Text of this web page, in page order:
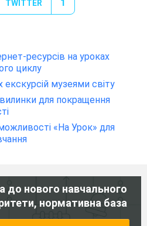
TWITTER 1
ресурсів на уроках
циклу
екскурсій музеями світу
для покращення
«На Урок» для
до нового навчального
нормативна база